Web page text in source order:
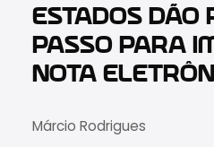
ESTADOS DÃO
PASSO PARA
NOTA
Márcio Rodrigues